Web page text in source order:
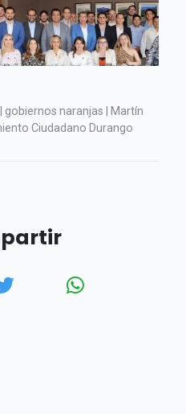
naranjas | Martín
Ciudadano Durango